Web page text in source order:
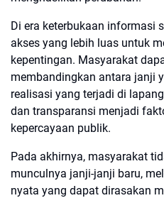
Di era keterbukaan informasi
akses yang lebih luas untuk
kepentingan. Masyarakat
membandingkan antara janji
realisasi yang terjadi di
dan transparansi menjadi
kepercayaan publik.
Pada akhirnya, masyarakat
munculnya janji-janji baru,
nyata yang dapat dirasakan